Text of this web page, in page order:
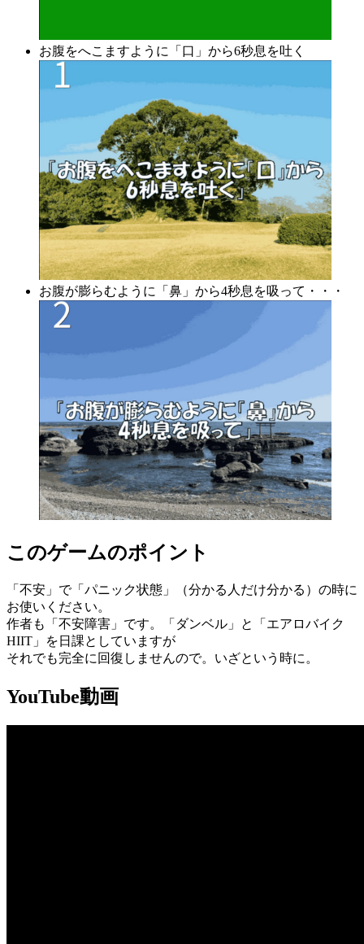
お腹をへこますように「口」から6秒息を吐く
お腹が膨らむように「鼻」から4秒息を吸って・・・
このゲームのポイント
「不安」で「パニック状態」（分かる人だけ分かる）の時に
お使いください。
作者も「不安障害」です。「ダンベル」と「エアロバイク
HIIT」を日課としていますが
それでも完全に回復しませんので。いざという時に。
YouTube動画